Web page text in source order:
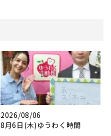
2026/08/06
8月6日(木)ゆうわく時間